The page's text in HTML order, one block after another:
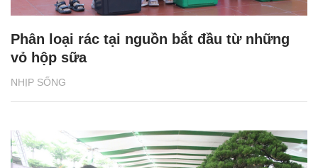
NHỊP SỐNG
Phân loại rác tại nguồn bắt đầu từ những
vỏ hộp sữa